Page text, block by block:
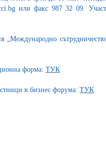
или факс 987 32 09.
„Международно
форма: ТУК
в бизнес форума: ТУК